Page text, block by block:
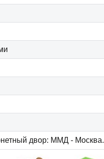
двор: ММД - Москва.